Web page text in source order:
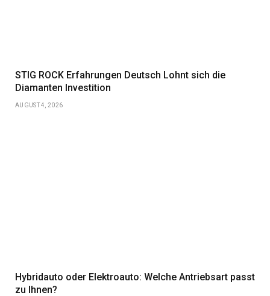
STIG ROCK Erfahrungen Deutsch Lohnt sich die
Diamanten Investition
AUGUST 4, 2026
Hybridauto oder Elektroauto: Welche Antriebsart passt
zu Ihnen?